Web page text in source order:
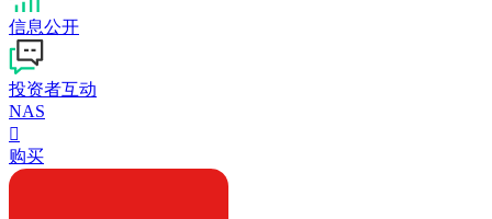
信息公开
投资者互动
NAS

购买